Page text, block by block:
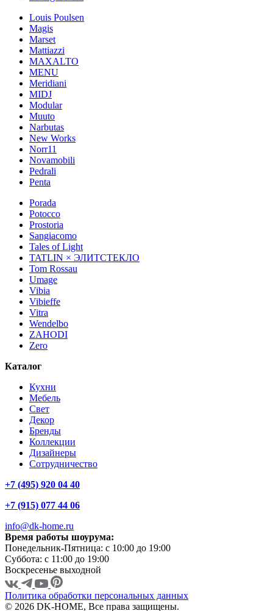
Louis Poulsen
Magis
Marset
Mattiazzi
MAXALTO
MENU
Meridiani
MIDJ
Modular
Muuto
Narbutas
New Works
Norr11
Novamobili
Pedrali
Penta
Porada
Potocco
Prostoria
Sangiacomo
Tales of Light
TATLIN × ЭЛИТСТЕКЛО
Tom Rossau
Umage
Vibia
Vibieffe
Vitra
Wendelbo
ZAHODI
Zero
Каталог
Кухни
Мебель
Свет
Декор
Бренды
Коллекции
Дизайнеры
Сотрудничество
+7 (495) 920 04 40
+7 (915) 077 44 06
info@dk-home.ru
Время работы шоурума:
Понедельник-Пятница: c 10:00 до 19:00
Суббота: c 11:00 до 19:00
Воскресенье выходной
Политика обработки персональных данных
© 2026 DK-HOME, Все права защищены.